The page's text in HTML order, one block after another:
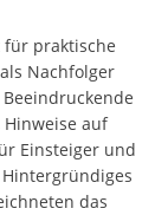
praktische
Nachfolger
auf
Einsteiger und
das